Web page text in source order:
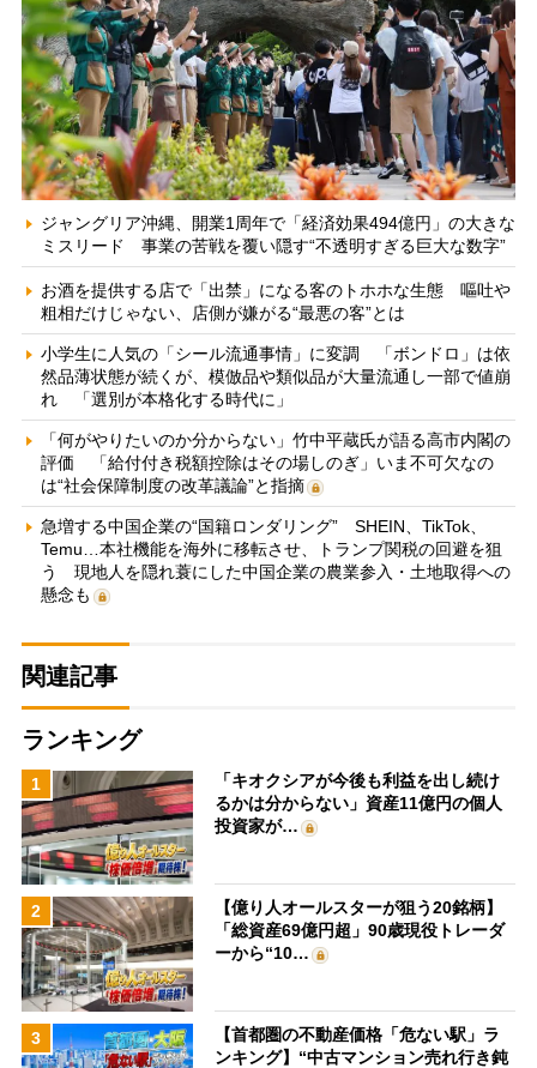
ジャングリア沖縄、開業1周年で「経済効果494億円」の大きな
ミスリード 事業の苦戦を覆い隠す“不透明すぎる巨大な数字”
お酒を提供する店で「出禁」になる客のトホホな生態 嘔吐や
粗相だけじゃない、店側が嫌がる“最悪の客”とは
小学生に人気の「シール流通事情」に変調 「ボンドロ」は依
然品薄状態が続くが、模倣品や類似品が大量流通し一部で値崩
れ 「選別が本格化する時代に」
「何がやりたいのか分からない」竹中平蔵氏が語る高市内閣の
評価 「給付付き税額控除はその場しのぎ」いま不可欠なの
は“社会保障制度の改革議論”と指摘
急増する中国企業の“国籍ロンダリング” SHEIN、TikTok、
Temu…本社機能を海外に移転させ、トランプ関税の回避を狙
う 現地人を隠れ蓑にした中国企業の農業参入・土地取得への
懸念も
関連記事
ランキング
1
「キオクシアが今後も利益を出し続け
るかは分からない」資産11億円の個人
投資家が…
2
【億り人オールスターが狙う20銘柄】
「総資産69億円超」90歳現役トレーダ
ーから“10…
3
【首都圏の不動産価格「危ない駅」ラ
ンキング】“中古マンション売れ行き鈍